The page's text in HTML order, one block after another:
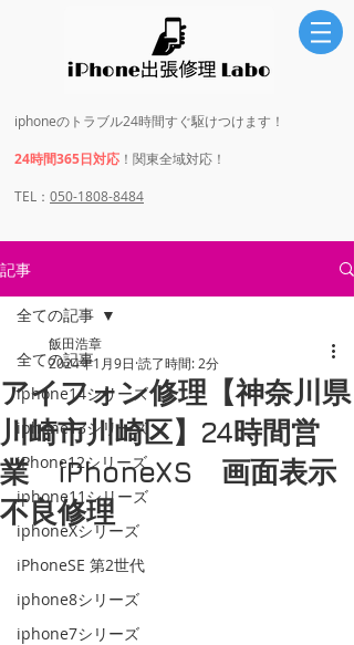
iphoneのトラブル24時間すぐ駆けつけます！
24時間365日対応 ！関東全域対応！
​​TEL： 050-1808-8484
記事
全ての記事
iphone14シリーズ
iphone13シリーズ
iPhone12シリーズ
iphone11シリーズ
iphoneXシリーズ
iPhoneSE 第2世代
iphone8シリーズ
iphone7シリーズ
全ての記事
アイフォン修理【神奈川県
川崎市川崎区】24時間営
業 iPhoneXS 画面表示
不良修理
飯田浩章
2024年1月9日 読了時間: 2分